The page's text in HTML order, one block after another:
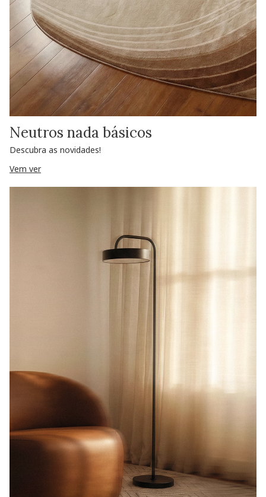
Neutros nada básicos
Descubra as novidades!
Vem ver